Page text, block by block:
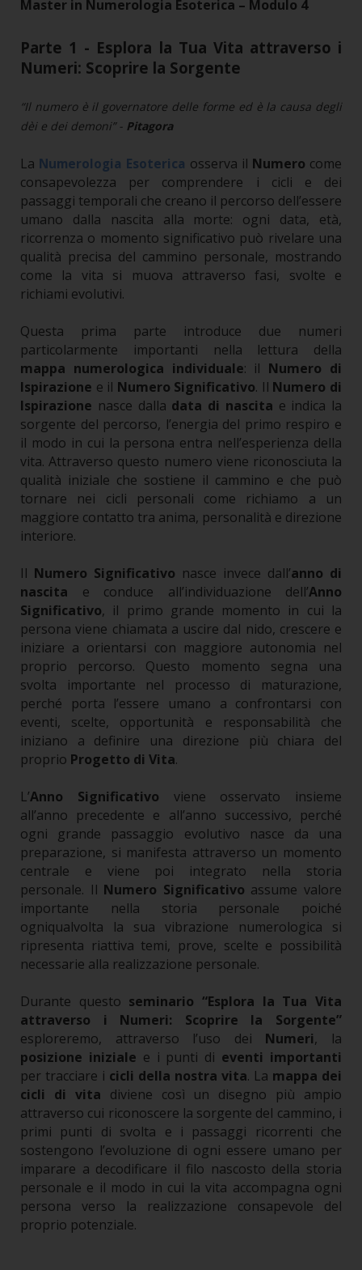
Master in Numerologia Esoterica – Modulo 4
Parte 1 - Esplora la Tua Vita attraverso i
Numeri: Scoprire la Sorgente
“Il numero è il governatore delle forme ed è la causa degli
dèi e dei demoni” - Pitagora
La Numerologia Esoterica osserva il Numero come
consapevolezza per comprendere i cicli e dei
passaggi temporali che creano il percorso dell’essere
umano dalla nascita alla morte: ogni data, età,
ricorrenza o momento significativo può rivelare una
qualità precisa del cammino personale, mostrando
come la vita si muova attraverso fasi, svolte e
richiami evolutivi.
Questa prima parte introduce due numeri
particolarmente importanti nella lettura della
mappa numerologica individuale: il Numero di
Ispirazione e il Numero Significativo. Il Numero di
Ispirazione nasce dalla data di nascita e indica la
sorgente del percorso, l’energia del primo respiro e
il modo in cui la persona entra nell’esperienza della
vita. Attraverso questo numero viene riconosciuta la
qualità iniziale che sostiene il cammino e che può
tornare nei cicli personali come richiamo a un
maggiore contatto tra anima, personalità e direzione
interiore.
Il Numero Significativo nasce invece dall’anno di
nascita e conduce all’individuazione dell’Anno
Significativo, il primo grande momento in cui la
persona viene chiamata a uscire dal nido, crescere e
iniziare a orientarsi con maggiore autonomia nel
proprio percorso. Questo momento segna una
svolta importante nel processo di maturazione,
perché porta l’essere umano a confrontarsi con
eventi, scelte, opportunità e responsabilità che
iniziano a definire una direzione più chiara del
proprio Progetto di Vita.
L’Anno Significativo viene osservato insieme
all’anno precedente e all’anno successivo, perché
ogni grande passaggio evolutivo nasce da una
preparazione, si manifesta attraverso un momento
centrale e viene poi integrato nella storia
personale. Il Numero Significativo assume valore
importante nella storia personale poiché
ogniqualvolta la sua vibrazione numerologica si
ripresenta riattiva temi, prove, scelte e possibilità
necessarie alla realizzazione personale.
Durante questo seminario “Esplora la Tua Vita
attraverso i Numeri: Scoprire la Sorgente”
esploreremo, attraverso l’uso dei Numeri, la
posizione iniziale e i punti di eventi importanti
per tracciare i cicli della nostra vita. La mappa dei
cicli di vita diviene così un disegno più ampio
attraverso cui riconoscere la sorgente del cammino, i
primi punti di svolta e i passaggi ricorrenti che
sostengono l’evoluzione di ogni essere umano per
imparare a decodificare il filo nascosto della storia
personale e il modo in cui la vita accompagna ogni
persona verso la realizzazione consapevole del
proprio potenziale.